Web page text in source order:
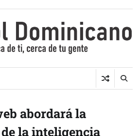
abordará la
la inteligencia